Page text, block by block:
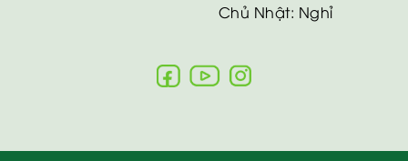
Chủ Nhật: Nghỉ